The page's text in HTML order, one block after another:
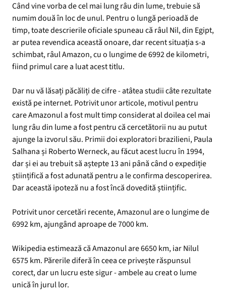
Când vine vorba de cel mai lung râu din lume, trebuie să
numim două în loc de unul. Pentru o lungă perioadă de
timp, toate descrierile oficiale spuneau că râul Nil, din Egipt,
ar putea revendica această onoare, dar recent situația s-a
schimbat, râul Amazon, cu o lungime de 6992 de kilometri,
fiind primul care a luat acest titlu.
Dar nu vă lăsați păcăliți de cifre - atâtea studii câte rezultate
există pe internet. Potrivit unor articole, motivul pentru
care Amazonul a fost mult timp considerat al doilea cel mai
lung râu din lume a fost pentru că cercetătorii nu au putut
ajunge la izvorul său. Primii doi exploratori brazilieni, Paula
Salhana și Roberto Werneck, au făcut acest lucru în 1994,
dar și ei au trebuit să aștepte 13 ani până când o expediție
științifică a fost adunată pentru a le confirma descoperirea.
Dar această ipoteză nu a fost încă dovedită științific.
Potrivit unor cercetări recente, Amazonul are o lungime de
6992 km, ajungând aproape de 7000 km.
Wikipedia estimează că Amazonul are 6650 km, iar Nilul
6575 km. Părerile diferă în ceea ce privește răspunsul
corect, dar un lucru este sigur - ambele au creat o lume
unică în jurul lor.